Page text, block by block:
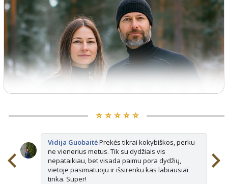
⭐️ ⭐️ ⭐️ ⭐️ ⭐️
Vidija GuobaitėPrekės tikrai kokybiškos, perku
ne vienerius metus. Tik su dydžiais vis
nepataikiau, bet visada paimu pora dydžių,
vietoje pasimatuoju ir išsirenku kas labiausiai
tinka. Super!